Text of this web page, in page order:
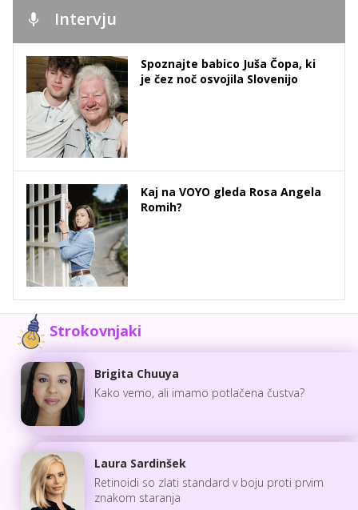
Intervju
Spoznajte babico Juša Čopa, ki
je čez noč osvojila Slovenijo
Kaj na VOYO gleda Rosa Angela
Romih?
Strokovnjaki
Brigita Chuuya
Kako vemo, ali imamo potlačena čustva?
Laura Sardinšek
Retinoidi so zlati standard v boju proti prvim
znakom staranja